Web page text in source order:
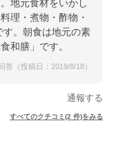
地元食材をいかし
理・煮物・酢物・
。朝食は地元の素
和膳」です。
答（投稿日：2019/8/18）
通報する
すべてのクチコミ(2 件)をみる